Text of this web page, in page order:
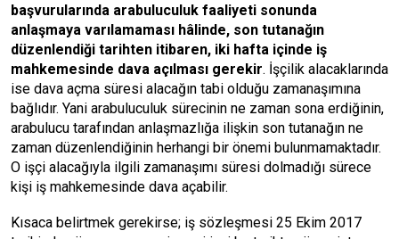
başvurularında arabuluculuk faaliyeti sonunda
anlaşmaya varılamaması hâlinde, son tutanağın
düzenlendiği tarihten itibaren, iki hafta içinde iş
mahkemesinde dava açılması gerekir. İşçilik alacaklarında
ise dava açma süresi alacağın tabi olduğu zamanaşımına
bağlıdır. Yani arabuluculuk sürecinin ne zaman sona erdiğinin,
arabulucu tarafından anlaşmazlığa ilişkin son tutanağın ne
zaman düzenlendiğinin herhangi bir önemi bulunmamaktadır.
O işçi alacağıyla ilgili zamanaşımı süresi dolmadığı sürece
kişi iş mahkemesinde dava açabilir.
Kısaca belirtmek gerekirse; iş sözleşmesi 25 Ekim 2017